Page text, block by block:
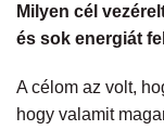
Milyen cél
és sok energiát
A célom az volt,
hogy valamit